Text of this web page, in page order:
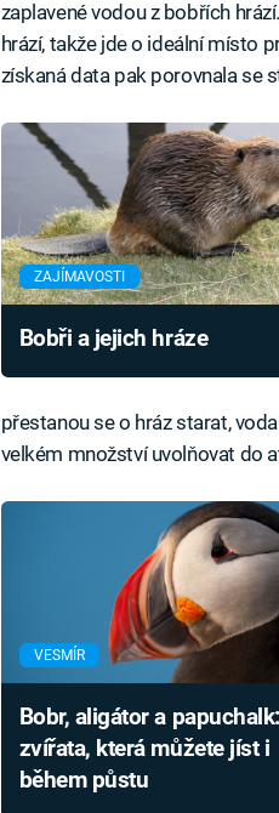
zaplavené vodou z bobřích
hrází, takže jde o ideální místo
získaná data pak porovnala se
ZAJÍMAVOSTI
Bobři a jejich hráze
přestanou se o hráz starat,
velkém množství uvolňovat do
VESMÍR
Bobr, aligátor a papuchalk:
zvířata, která můžete jíst i
během půstu